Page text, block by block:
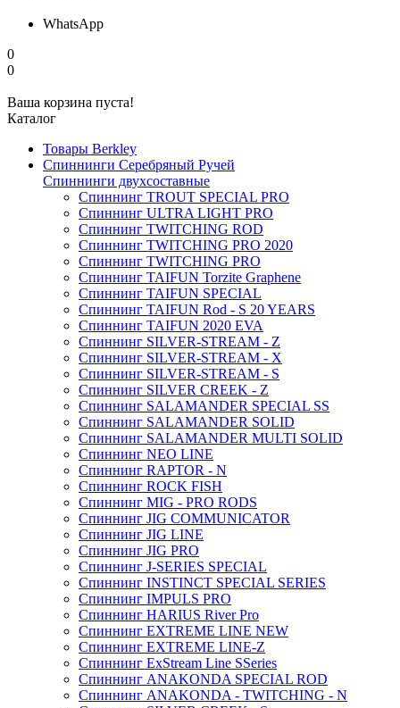
WhatsApp
0
0
Ваша корзина пуста!
Каталог
Товары Berkley
Спиннинги Серебряный Ручей
Спиннинги двухсоставные
Спиннинг TROUT SPECIAL PRO
Спиннинг ULTRA LIGHT PRO
Спиннинг TWITCHING ROD
Спиннинг TWITCHING PRO 2020
Спиннинг TWITCHING PRO
Спиннинг TAIFUN Torzite Graphene
Спиннинг TAIFUN SPECIAL
Спиннинг TAIFUN Rod - S 20 YEARS
Спиннинг TAIFUN 2020 EVA
Спиннинг SILVER-STREAM - Z
Спиннинг SILVER-STREAM - X
Спиннинг SILVER-STREAM - S
Спиннинг SILVER CREEK - Z
Спиннинг SALAMANDER SPECIAL SS
Спиннинг SALAMANDER SOLID
Спиннинг SALAMANDER MULTI SOLID
Спиннинг NEO LINE
Спиннинг RAPTOR - N
Спиннинг ROCK FISH
Спиннинг MIG - PRO RODS
Спиннинг JIG COMMUNICATOR
Спиннинг JIG LINE
Спиннинг JIG PRO
Спиннинг J-SERIES SPECIAL
Спиннинг INSTINCT SPECIAL SERIES
Спиннинг IMPULS PRO
Спиннинг HARIUS River Pro
Спиннинг EXTREME LINE NEW
Спиннинг EXTREME LINE-Z
Спиннинг ExStream Line SSeries
Спиннинг ANAKONDA SPECIAL ROD
Спиннинг ANAKONDA - TWITCHING - N